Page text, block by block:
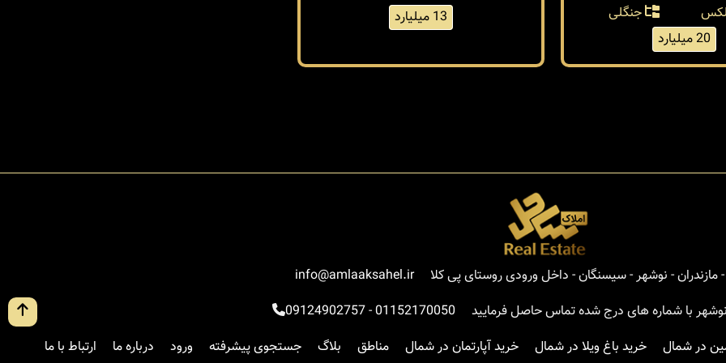
جنگلی
20 میلیارد
13 میلیارد
- نوشهر - سیسنگان - داخل ورودی روستای پی کلا
info@amlaaksahel.ir
با شماره های درج شده تماس حاصل فرمایید
01152170050
-
09124902757
در شمال
خرید باغ ویلا در شمال خرید آپارتمان در شمال مناطق بلاگ جستجوی پیشرفته ورود درباره ما ارتباط با ما